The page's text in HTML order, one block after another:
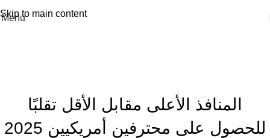
Skip to main content
Menu
المنافذ الأعلى مقابل الأقل تقلبًا
للحصول على محترفين أمريكيين 2025